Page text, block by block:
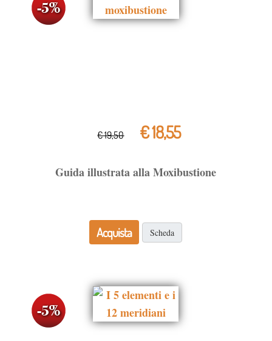
€ 19,50 € 18,55
Guida illustrata alla Moxibustione
Acquista Scheda